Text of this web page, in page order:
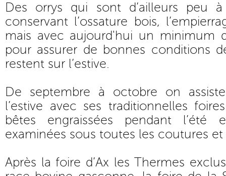
Des orrys qui sont d’ailleurs peu
conservant l’ossature bois,
mais avec aujourd'hui un minimum
pour assurer de bonnes conditions
restent sur l’estive.
De septembre à octobre on
l’estive avec ses traditionnelles
bêtes engraissées pendant l’été
examinées sous toutes les coutures
Après la foire d’Ax les Thermes